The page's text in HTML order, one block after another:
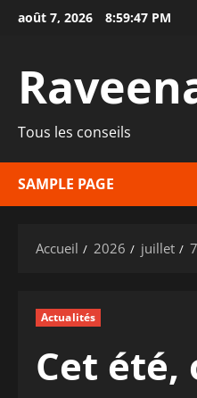
Alleraoût 7, 2026 8:59:48 PM
Tous les conseils
SAMPLE PAGE
Accueil 2026 juillet 7
Actualités
Cet été,